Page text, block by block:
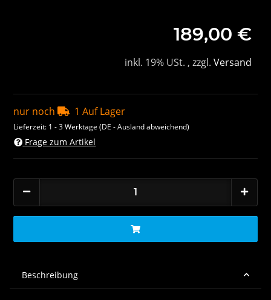
189,00 €
inkl. 19% USt. , zzgl. Versand
nur noch 1 Auf Lager
Lieferzeit: 1 - 3 Werktage(DE - Ausland abweichend)
Frage zum Artikel
Beschreibung